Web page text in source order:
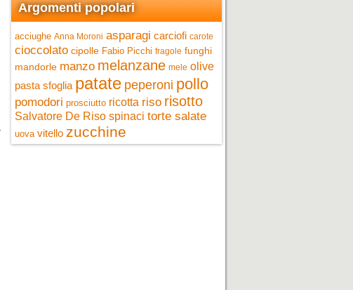
Argomenti popolari
acciughe Anna Moroni asparagi carciofi carote
cioccolato cipolle Fabio Picchi fragole funghi
mandorle manzo melanzane mele olive
pasta sfoglia patate peperoni pollo
pomodori prosciutto ricotta riso risotto
Salvatore De Riso spinaci torte salate
uova vitello zucchine